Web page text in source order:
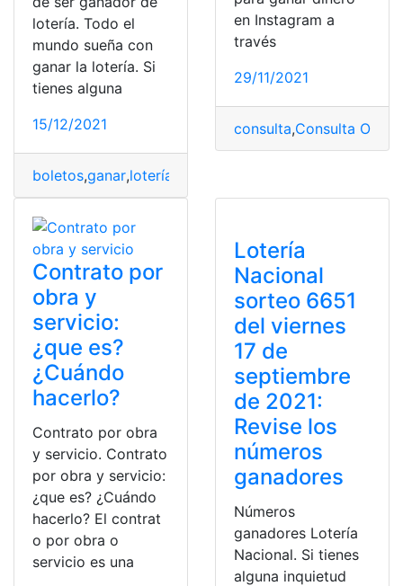
lotería. Todo el
mundo sueña con
ganar la lotería. Si
tienes alguna
15/12/2021
boletos,ganar,lotería
en Instagram a
través
29/11/2021
consulta,Consulta Online
Contrato por
obra y
servicio:
¿que es?
¿Cuándo
hacerlo?
Contrato por obra
y servicio. Contrato
por obra y servicio:
¿que es? ¿Cuándo
hacerlo? El contrat
o por obra o
servicio es una
Lotería
Nacional
sorteo 6651
del viernes
17 de
septiembre
de 2021:
Revise los
números
ganadores
Números
ganadores Lotería
Nacional. Si tienes
alguna inquietud